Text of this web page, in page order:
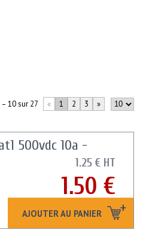
10 sur 27 « 1 2 3 »
1.25 € HT
1.50 €
AJOUTER AU PANIER
500vdc 10a -